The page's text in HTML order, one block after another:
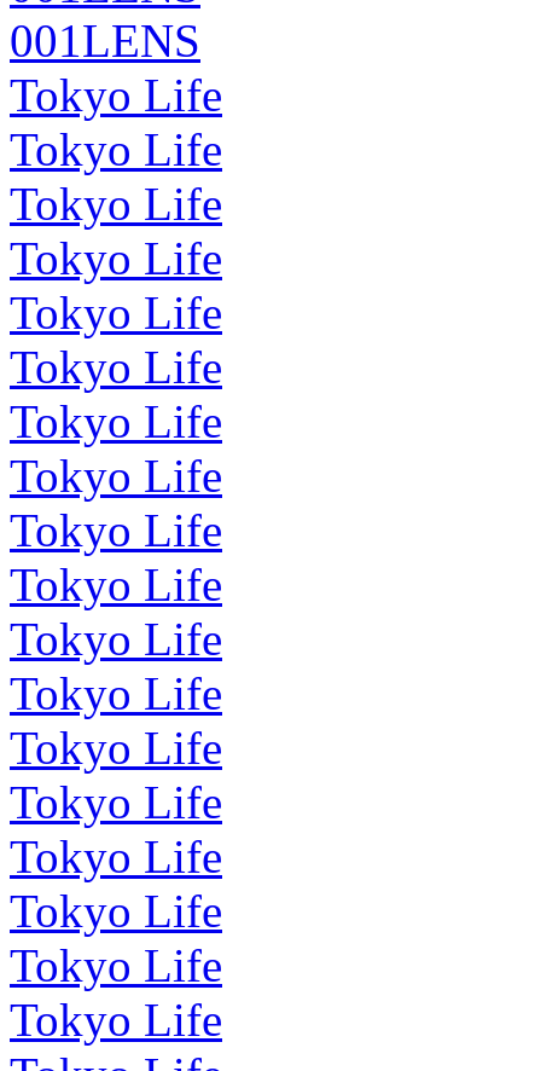
001LENS
Tokyo Life
Tokyo Life
Tokyo Life
Tokyo Life
Tokyo Life
Tokyo Life
Tokyo Life
Tokyo Life
Tokyo Life
Tokyo Life
Tokyo Life
Tokyo Life
Tokyo Life
Tokyo Life
Tokyo Life
Tokyo Life
Tokyo Life
Tokyo Life